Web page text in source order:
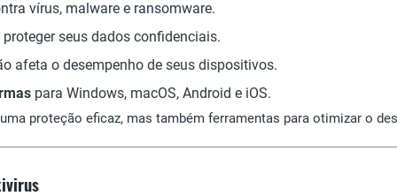
vírus, malware e ransomware.
proteger seus dados confidenciais.
afeta o desempenho de seus dispositivos.
para Windows, macOS, Android e iOS.
proteção eficaz, mas também ferramentas para otimizar o